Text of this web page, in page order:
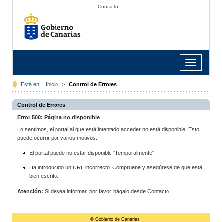
Contacto
Toggle
navigation
Está en: Inicio > Control de Errores
Control de Errores
Error 500: Página no disponible
Lo sentimos, el portal al que está intentado acceder no está disponible. Esto
puede ocurrir por varios motivos:
El portal puede no estar disponible "Temporalmente".
Ha introducido un URL incorrecto. Compruebe y asegúrese de que está
bien escrito.
Atención: Si desea informar, por favor, hágalo desde Contacto.
© Gobierno de Canarias